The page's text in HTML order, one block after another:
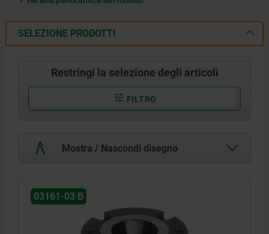
SELEZIONE PRODOTTI
Restringi la selezione degli articoli
FILTRO
Mostra / Nascondi disegno
03161-03 B